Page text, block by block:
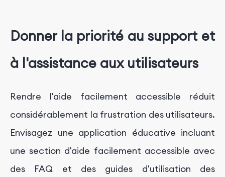
Donner la priorité au support et
à l'assistance aux utilisateurs
Rendre l'aide facilement accessible réduit
considérablement la frustration des utilisateurs.
Envisagez une application éducative incluant
une section d'aide facilement accessible avec
des FAQ et des guides d'utilisation des